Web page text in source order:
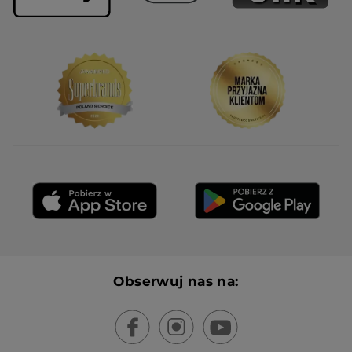
Wiadomość opublikowana przez yves-rocher.fr
Obserwuj nas na: